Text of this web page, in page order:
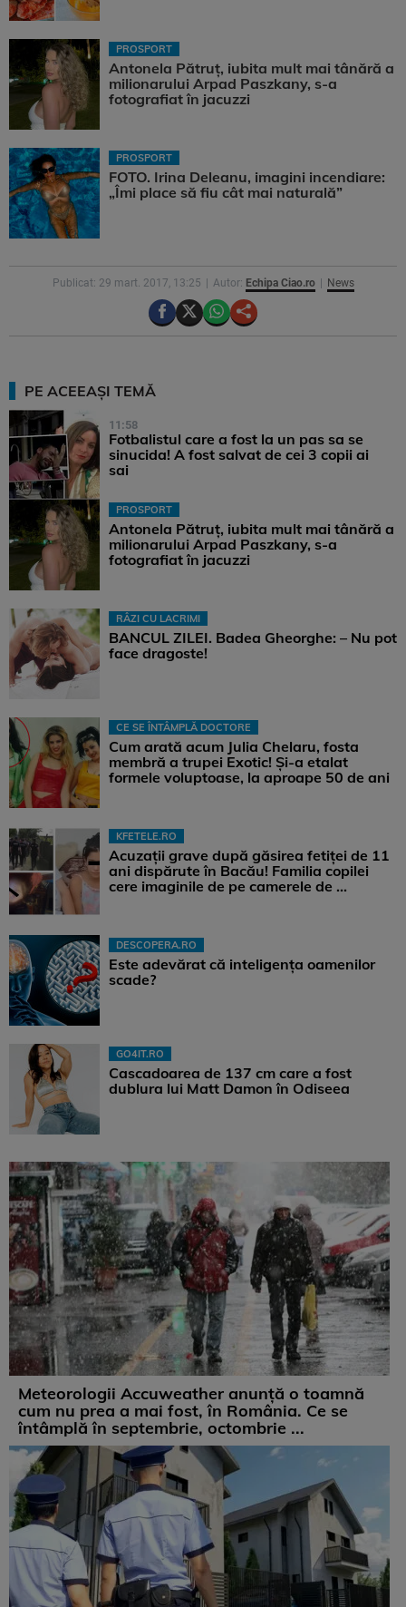
PROSPORT
Antonela Pătruț, iubita mult mai tânără a
milionarului Arpad Paszkany, s-a
fotografiat în jacuzzi
PROSPORT
FOTO. Irina Deleanu, imagini incendiare:
„Îmi place să fiu cât mai naturală”
Publicat: 29 mart. 2017, 13:25 Autor: Echipa Ciao.ro News
PE ACEEAȘI TEMĂ
11:58
Fotbalistul care a fost la un pas sa se
sinucida! A fost salvat de cei 3 copii ai
sai
PROSPORT
Antonela Pătruț, iubita mult mai tânără a
milionarului Arpad Paszkany, s-a
fotografiat în jacuzzi
RÂZI CU LACRIMI
BANCUL ZILEI. Badea Gheorghe: – Nu pot
face dragoste!
CE SE ÎNTÂMPLĂ DOCTORE
Cum arată acum Julia Chelaru, fosta
membră a trupei Exotic! Și-a etalat
formele voluptoase, la aproape 50 de ani
KFETELE.RO
Acuzații grave după găsirea fetiței de 11
ani dispărute în Bacău! Familia copilei
cere imaginile de pe camerele de ...
DESCOPERA.RO
Este adevărat că inteligența oamenilor
scade?
GO4IT.RO
Cascadoarea de 137 cm care a fost
dublura lui Matt Damon în Odiseea
Meteorologii Accuweather anunță o toamnă
cum nu prea a mai fost, în România. Ce se
întâmplă în septembrie, octombrie ...